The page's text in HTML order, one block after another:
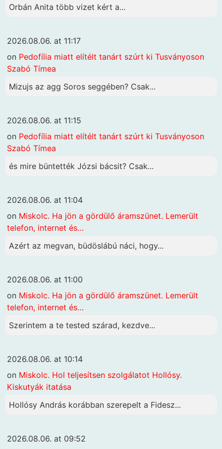
Orbán Anita több vizet kért a...
2026.08.06. at 11:17
on Pedofília miatt elítélt tanárt szúrt ki Tusványoson
Szabó Tímea
Mizujs az agg Soros seggében? Csak...
2026.08.06. at 11:15
on Pedofília miatt elítélt tanárt szúrt ki Tusványoson
Szabó Tímea
és mire büntették Józsi bácsit? Csak...
2026.08.06. at 11:04
on Miskolc. Ha jön a gördülő áramszünet. Lemerült
telefon, internet és…
Azért az megvan, büdöslábú náci, hogy...
2026.08.06. at 11:00
on Miskolc. Ha jön a gördülő áramszünet. Lemerült
telefon, internet és…
Szerintem a te tested szárad, kezdve...
2026.08.06. at 10:14
on Miskolc. Hol teljesítsen szolgálatot Hollósy.
Kiskutyák itatása
Hollósy András korábban szerepelt a Fidesz...
2026.08.06. at 09:52